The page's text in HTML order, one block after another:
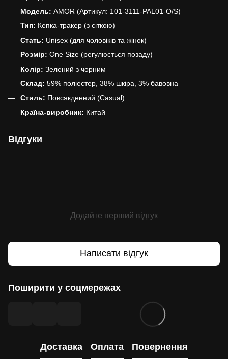
Модель: AMOR (Артикул: 101-3111-PAL01-O/S)
Тип: Кепка-тракер (з сіткою)
Стать: Unisex (для чоловіків та жінок)
Розмір: One Size (регулюється позаду)
Колір: Зелений з чорним
Склад: 59% поліестер, 38% шкіра, 3% бавовна
Стиль: Повсякденний (Casual)
Країна-виробник: Китай
Відгуки
Додайте перший відгук
Написати відгук
Поширити у соцмережах
Доставка Оплата Повернення